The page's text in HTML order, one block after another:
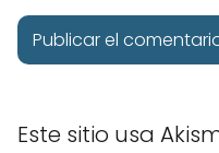
Este sitio usa